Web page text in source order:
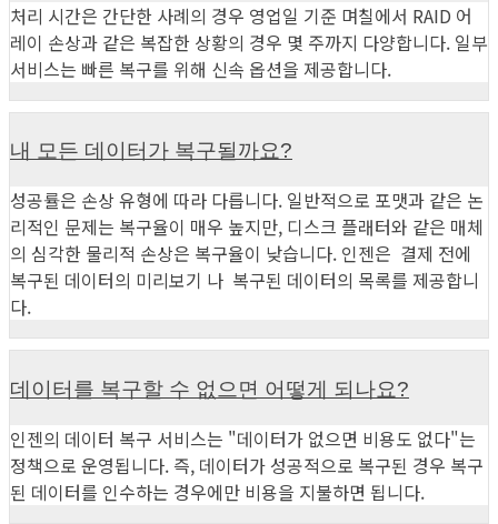
처리 시간은 간단한 사례의 경우 영업일 기준 며칠에서 RAID 어
레이 손상과 같은 복잡한 상황의 경우 몇 주까지 다양합니다. 일부
서비스는 빠른 복구를 위해 신속 옵션을 제공합니다.
내 모든 데이터가 복구될까요?
성공률은 손상 유형에 따라 다릅니다. 일반적으로 포맷과 같은 논
리적인 문제는 복구율이 매우 높지만, 디스크 플래터와 같은 매체
의 심각한 물리적 손상은 복구율이 낮습니다. 인젠은 결제 전에
복구된 데이터의 미리보기 나 복구된 데이터의 목록를 제공합니
다.
데이터를 복구할 수 없으면 어떻게 되나요?
인젠의 데이터 복구 서비스는 "데이터가 없으면 비용도 없다"는
정책으로 운영됩니다. 즉, 데이터가 성공적으로 복구된 경우 복구
된 데이터를 인수하는 경우에만 비용을 지불하면 됩니다.